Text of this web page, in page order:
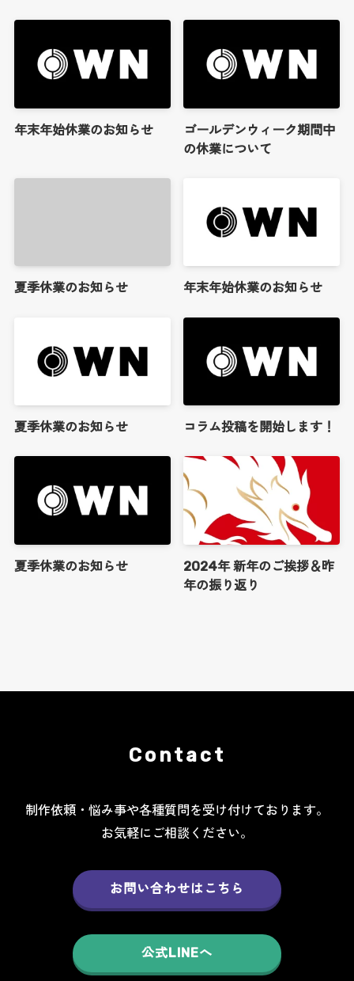
年末年始休業のお知らせ
ゴールデンウィーク期間中
の休業について
夏季休業のお知らせ 年末年始休業のお知らせ
夏季休業のお知らせ コラム投稿を開始します！
夏季休業のお知らせ
2024年 新年のご挨拶＆昨
年の振り返り
Contact
制作依頼・悩み事や各種質問を受け付けております。
お気軽にご相談ください。
お問い合わせはこちら
公式LINEへ